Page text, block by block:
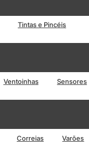
Tintas e Pincéis
Ventoinhas Sensores
Correias Varões